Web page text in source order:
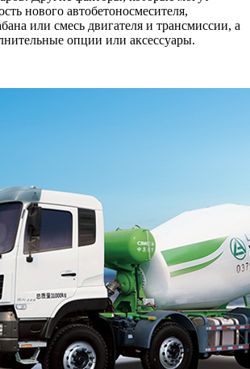
нового автобетоносмесителя,
или смесь двигателя и трансмиссии, а
опции или аксессуары.